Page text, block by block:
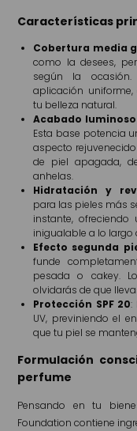
Características
Cobertura media
como la desees,
según la
aplicación
tu belleza natural.
Acabado
Esta base potencia
aspecto
de piel apagada,
anhelas.
Hidratación y
para las pieles más
instante,
inigualable a lo largo
Efecto segunda
funde
pesada o cakey.
olvidarás de que
Protección SPF 20:
UV, previniendo el
que tu piel se
Formulación
perfume
Pensando en tu
Foundation contiene